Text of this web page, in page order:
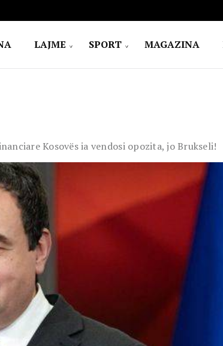
LAJME SPORT MAGAZINA
Kosovës ia vendosi opozita, jo Brukseli!